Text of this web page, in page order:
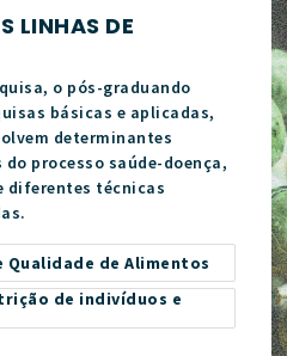
LINHAS DE
o pós-graduando
básicas e aplicadas,
determinantes
processo saúde-doença,
diferentes técnicas
Qualidade de Alimentos
de indivíduos e